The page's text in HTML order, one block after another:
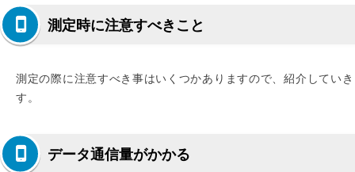
測定時に注意すべきこと
測定の際に注意すべき事はいくつかありますので、紹介してい
す。
データ通信量がかかる